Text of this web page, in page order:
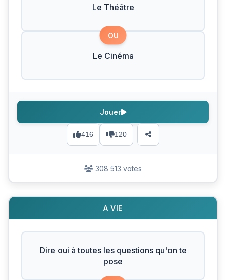
Le Théâtre
OU
Le Cinéma
416 120
Jouer
308 513 votes
A VIE
Dire oui à toutes les questions qu'on te
pose